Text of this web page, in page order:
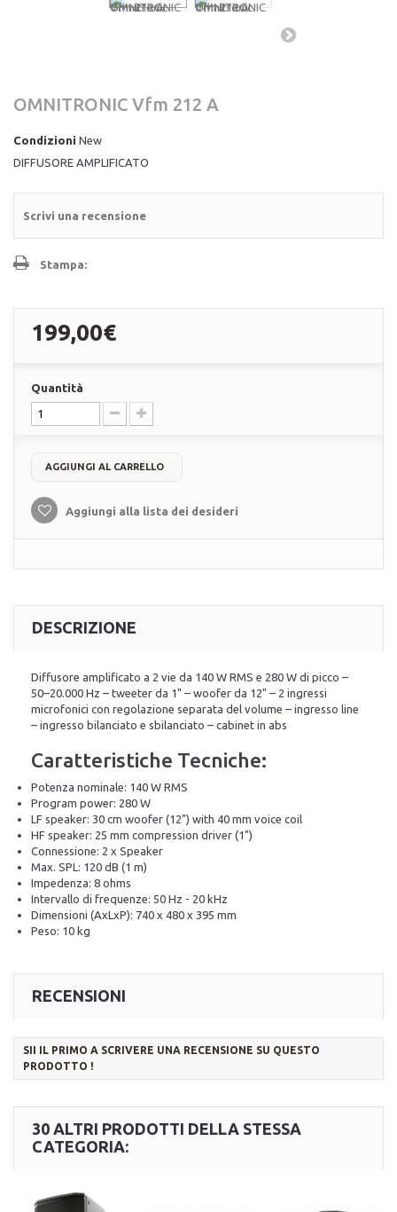
OMNITRONIC Vfm 212 A
Condizioni New
DIFFUSORE AMPLIFICATO
Scrivi una recensione
Stampa:
199,00€
Quantità
AGGIUNGI AL CARRELLO
Aggiungi alla lista dei desideri
DESCRIZIONE
Diffusore amplificato a 2 vie da 140 W RMS e 280 W di picco –
50–20.000 Hz – tweeter da 1" – woofer da 12" – 2 ingressi
microfonici con regolazione separata del volume – ingresso line
– ingresso bilanciato e sbilanciato – cabinet in abs
Caratteristiche Tecniche:
Potenza nominale: 140 W RMS
Program power: 280 W
LF speaker: 30 cm woofer (12") with 40 mm voice coil
HF speaker: 25 mm compression driver (1")
Connessione: 2 x Speaker
Max. SPL: 120 dB (1 m)
Impedenza: 8 ohms
Intervallo di frequenze: 50 Hz - 20 kHz
Dimensioni (AxLxP): 740 x 480 x 395 mm
Peso: 10 kg
RECENSIONI
SII IL PRIMO A SCRIVERE UNA RECENSIONE SU QUESTO
PRODOTTO !
30 ALTRI PRODOTTI DELLA STESSA
CATEGORIA: